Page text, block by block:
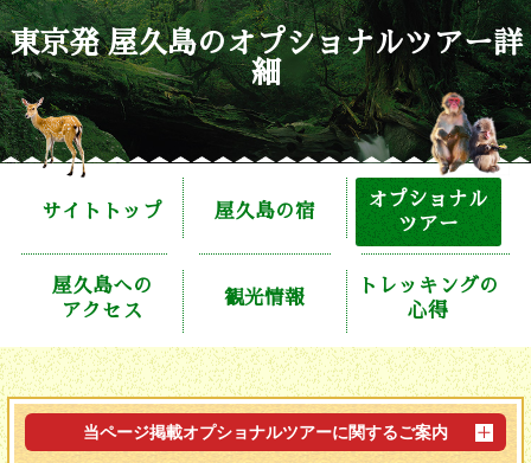
東京発 屋久島のオプショナルツアー詳
細
サイトトップ 屋久島の宿
オプショナル
ツアー
屋久島への
アクセス
観光情報
トレッキングの
心得
当ページ掲載オプショナルツアーに関するご案内